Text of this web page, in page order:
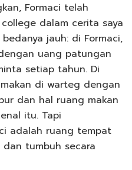
Formaci telah
dalam cerita saya
jauh: di Formaci,
uang patungan
setiap tahun. Di
di warteg dengan
dan hal ruang makan
itu. Tapi
adalah ruang tempat
tumbuh secara